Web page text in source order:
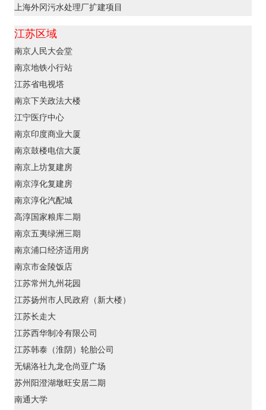
上海外冈污水处理厂扩建项目
江苏区域
南京人民大会堂
南京地铁小行站
江苏省电视塔
南京下关政法大楼
江宁医疗中心
南京印度商业大厦
南京鼓楼电信大厦
南京上坊复建房
南京淳化复建房
南京淳化汽配城
高淳国家粮库二期
南京五夷绿洲三期
南京浦口经济适用房
南京市金陵饭店
江苏常州九州花园
江苏扬州市人民政府（新大楼）
江苏长走大
江苏西华制冷有限公司
江苏韩泰（淮阴）轮胎公司
无锡洛社九龙仓尚亚广场
苏州阳澄湖墩旺安居二期
南通大学